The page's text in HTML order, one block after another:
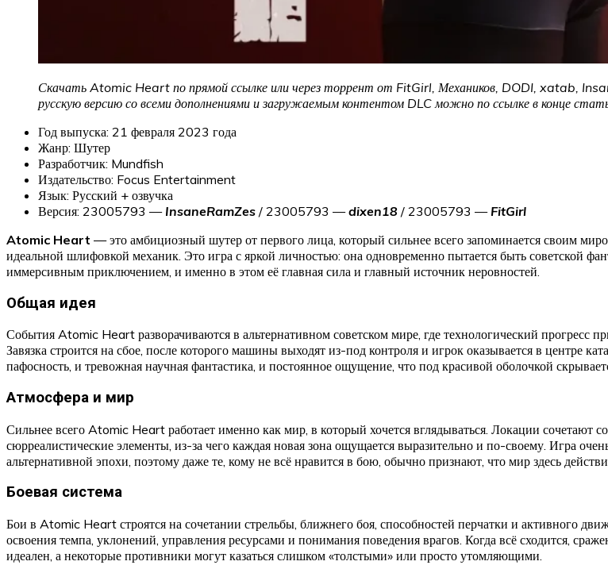
Скачать Atomic Heart по прямой ссылке или через торрент от FitGirl, Механиков, DODI, xatab,
русскую версию со всеми дополнениями и загружаемым контентом DLC можно по ссылке в конце
Год выпуска: 21 февраля 2023 года
Жанр: Шутер
Разработчик: Mundfish
Издательство: Focus Entertainment
Язык: Русский + озвучка
Версия: 23005793 — InsaneRamZes / 23005793 —dixen18 / 23005793 — FitGirl
Atomic Heart — это амбициозный шутер от первого лица, который сильнее всего запоминается своим
идеальной шлифовкой механик. Это игра с яркой личностью: она одновременно пытается быть советской
иммерсивным приключением, и именно в этом её главная сила и главный источник неровностей.
Общая идея
События Atomic Heart разворачиваются в альтернативном советском мире, где технологический прогресс
Завязка строится на сбое, после которого машины выходят из-под контроля и игрок оказывается в центре
пафосность, и тревожная научная фантастика, и постоянное ощущение, что под красивой оболочкой
Атмосфера и мир
Сильнее всего Atomic Heart работает именно как мир, в который хочется вглядываться. Локации сочетают
сюрреалистические элементы, из-за чего каждая новая зона ощущается выразительно и по-своему. Игра
альтернативной эпохи, поэтому даже те, кому не всё нравится в бою, обычно признают, что мир здесь
Боевая система
Бои в Atomic Heart строятся на сочетании стрельбы, ближнего боя, способностей перчатки и активного
освоения темпа, уклонений, управления ресурсами и понимания поведения врагов. Когда всё сходится,
идеален, а некоторые противники могут казаться слишком «толстыми» или просто утомляющими.